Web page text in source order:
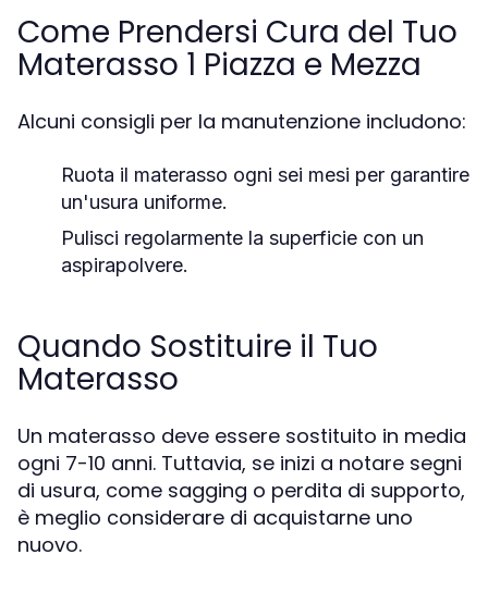
Come Prendersi Cura del Tuo
Materasso 1 Piazza e Mezza
Alcuni consigli per la manutenzione includono:
Ruota il materasso ogni sei mesi per garantire
un'usura uniforme.
Pulisci regolarmente la superficie con un
aspirapolvere.
Quando Sostituire il Tuo
Materasso
Un materasso deve essere sostituito in media
ogni 7-10 anni. Tuttavia, se inizi a notare segni
di usura, come sagging o perdita di supporto,
è meglio considerare di acquistarne uno
nuovo.